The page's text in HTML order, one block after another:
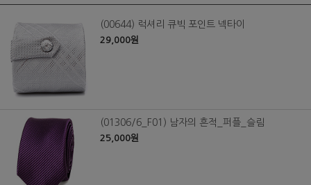
(00644) 럭셔리 큐빅 포인트 넥타이
29,000원
(01306/6_F01) 남자의 흔적_퍼플_슬림
25,000원